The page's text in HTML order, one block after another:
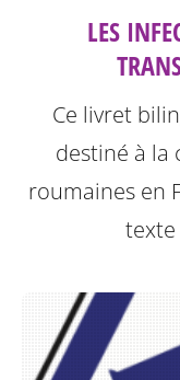
LES
Ce livret
destiné à la
roumaines en
texte